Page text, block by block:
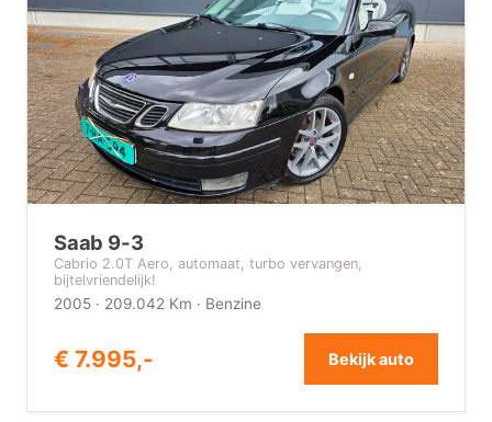
Saab 9-3
Cabrio 2.0T Aero, automaat, turbo vervangen,
bijtelvriendelijk!
2005 · 209.042 Km · Benzine
€ 7.995,- Bekijk auto